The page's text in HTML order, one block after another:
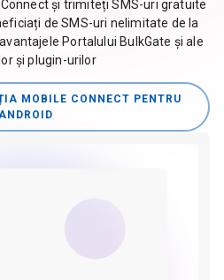
și trimiteți SMS-uri gratuite
de SMS-uri nelimitate de la
Portalului BulkGate și ale
și plugin-urilor
MOBILE CONNECT PENTRU